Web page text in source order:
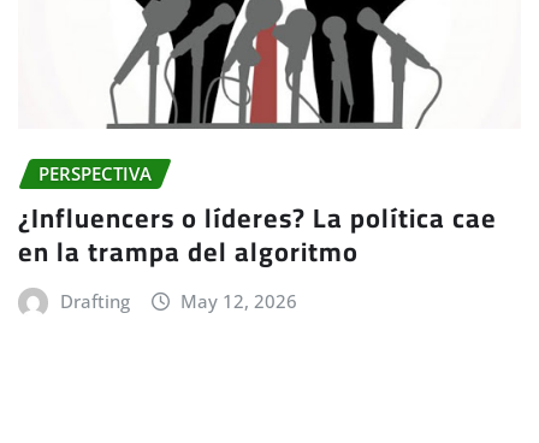
PERSPECTIVA
¿Influencers o líderes? La política cae
en la trampa del algoritmo
Drafting May 12, 2026